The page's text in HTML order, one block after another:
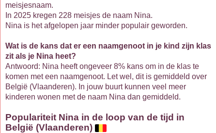
meisjesnaam.
In 2025 kregen 228 meisjes de naam Nina.
Nina is het afgelopen jaar minder populair geworden.
Wat is de kans dat er een naamgenoot in je kind zijn klas
zit als je Nina heet?
Antwoord: Nina heeft ongeveer 8% kans om in de klas te
komen met een naamgenoot. Let wel, dit is gemiddeld over
België (Vlaanderen). In jouw buurt kunnen veel meer
kinderen wonen met de naam Nina dan gemiddeld.
Populariteit Nina in de loop van de tijd in
België (Vlaanderen)